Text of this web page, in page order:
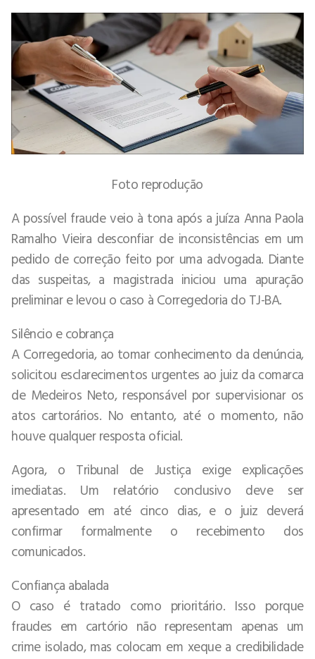
Foto reprodução
A possível fraude veio à tona após a juíza Anna Paola
Ramalho Vieira desconfiar de inconsistências em um
pedido de correção feito por uma advogada. Diante
das suspeitas, a magistrada iniciou uma apuração
preliminar e levou o caso à Corregedoria do TJ-BA.
Silêncio e cobrança
A Corregedoria, ao tomar conhecimento da denúncia,
solicitou esclarecimentos urgentes ao juiz da comarca
de Medeiros Neto, responsável por supervisionar os
atos cartorários. No entanto, até o momento, não
houve qualquer resposta oficial.
Agora, o Tribunal de Justiça exige explicações
imediatas. Um relatório conclusivo deve ser
apresentado em até cinco dias, e o juiz deverá
confirmar formalmente o recebimento dos
comunicados.
Confiança abalada
O caso é tratado como prioritário. Isso porque
fraudes em cartório não representam apenas um
crime isolado, mas colocam em xeque a credibilidade